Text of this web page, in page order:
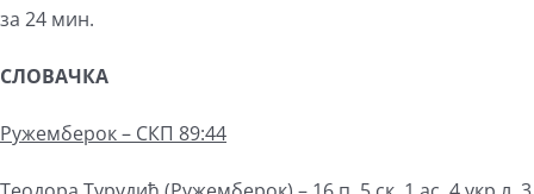
за 24 мин.
СЛОВАЧКА
Ружемберок – СКП 89:44